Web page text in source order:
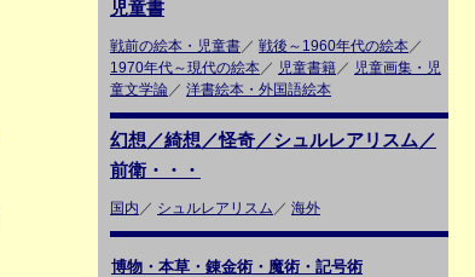
児童書
戦前の絵本・児童書／ 戦後～1960年代の絵本／
1970年代～現代の絵本／ 児童書籍／ 児童画集・児
童文学論／ 洋書絵本・外国語絵本
幻想／綺想／怪奇／シュルレアリスム／
前衛・・・
国内 ／ シュルレアリスム ／ 海外
博物・本草・錬金術・魔術・記号術